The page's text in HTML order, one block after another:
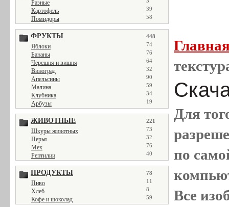
Разные
Картофель 39
Помидоры 58
ФРУКТЫ 448
Яблоки 74
Бананы 76
Черешня и вишня 64
Виноград 32
Апельсины 90
Малина 59
Клубника 34
Арбузы 19
ЖИВОТНЫЕ 221
Шкуры животных 73
Перья 32
Мех 76
Рептилии 40
ПРОДУКТЫ 78
Пиво 11
Хлеб 8
Кофе и шоколад 59
Для
по
Все